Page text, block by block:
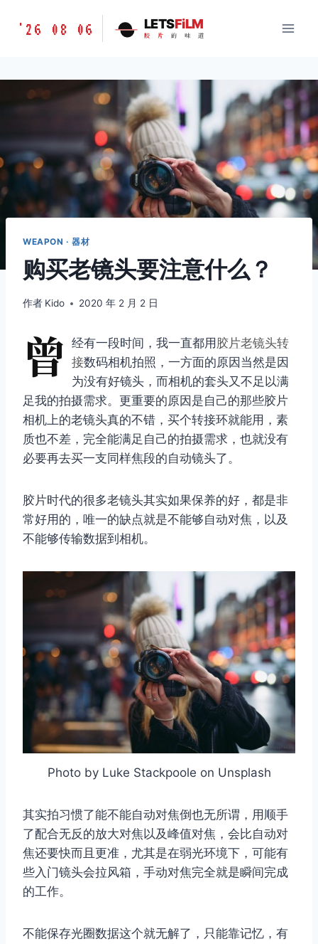
胶
味
道
'26 08 06 LETSFiLM
胶 片 的 味 道
WEAPON · 器材
购买老镜头要注意什么？
作者 Kido 2020 年 2 月 2 日
曾 经有一段时间，我一直都用 胶片老镜头转
接数码相机拍照，一方面的原因当然是因
为没有好镜头，而相机的套头又不足以满
足我的拍摄需求。更重要的原因是自己的那些胶片
相机上的老镜头真的不错，买个转接环就能用，素
质也不差，完全能满足自己的拍摄需求，也就没有
必要再去买一支同样焦段的自动镜头了。
胶片时代的很多老镜头其实如果保养的好，都是非
常好用的，唯一的缺点就是不能够自动对焦，以及
不能够传输数据到相机。
Photo by Luke Stackpoole on Unsplash
其实拍习惯了能不能自动对焦倒也无所谓，用顺手
了配合无反的放大对焦以及峰值对焦，会比自动对
焦还要快而且更准，尤其是在弱光环境下，可能有
些入门镜头会拉风箱，手动对焦完全就是瞬间完成
的工作。
不能保存光圈数据这个就无解了，只能靠记忆，有